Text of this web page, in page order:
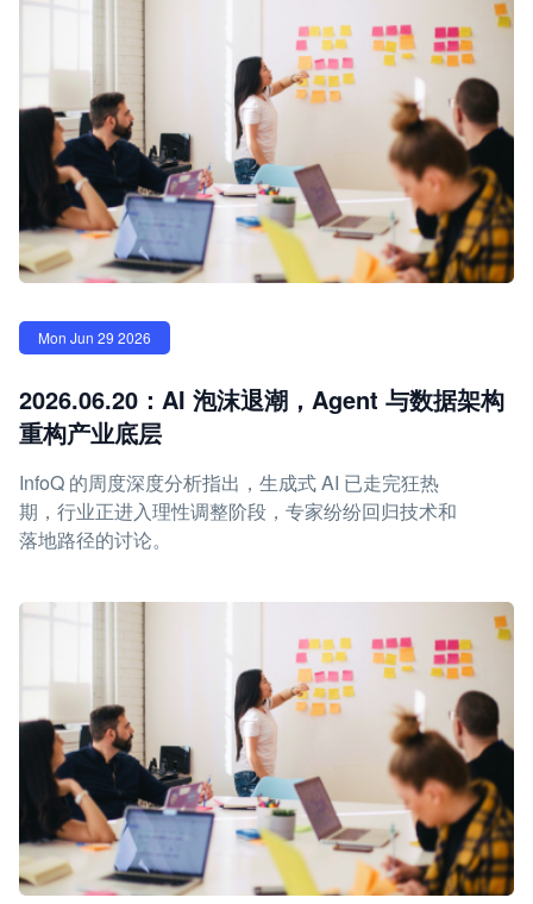
Mon Jun 29 2026
2026.06.20：AI 泡沫退潮，Agent 与数据架构
重构产业底层
InfoQ 的周度深度分析指出，生成式 AI 已走完狂热
期，行业正进入理性调整阶段，专家纷纷回归技术和
落地路径的讨论。